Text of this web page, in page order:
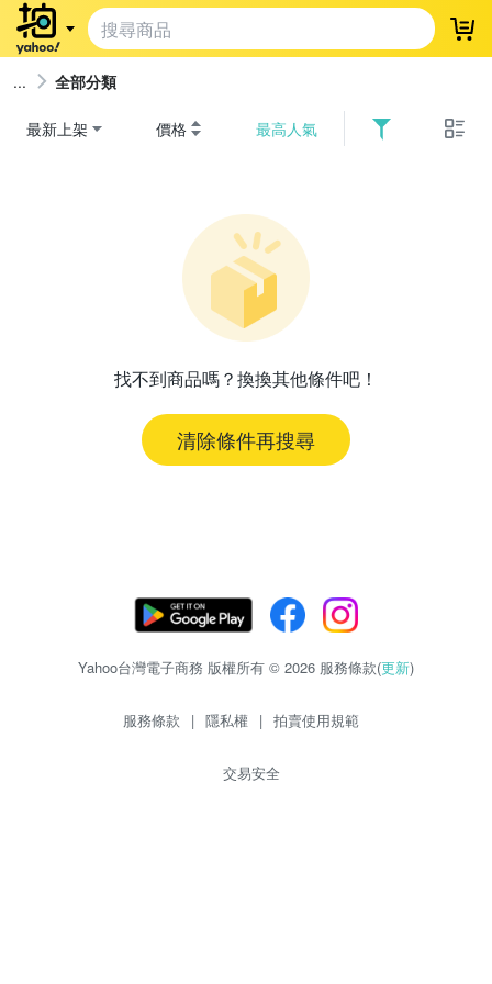
登
全部分類
最新上架 價格 最高人氣
找不到商品嗎？換換其他條件吧！
清除條件再搜尋
Yahoo台灣電子商務 版權所有 © 2026 服務條款(更新)
服務條款 | 隱私權 | 拍賣使用規範
交易安全